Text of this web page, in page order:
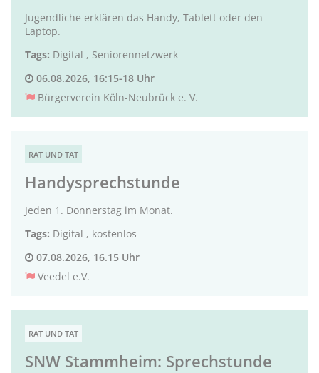
Jugendliche erklären das Handy, Tablett oder den
Laptop.
Tags: Digital , Seniorennetzwerk
06.08.2026, 16:15-18 Uhr
Bürgerverein Köln-Neubrück e. V.
RAT UND TAT
Handysprechstunde
Jeden 1. Donnerstag im Monat.
Tags: Digital , kostenlos
07.08.2026, 16.15 Uhr
Veedel e.V.
RAT UND TAT
SNW Stammheim: Sprechstunde